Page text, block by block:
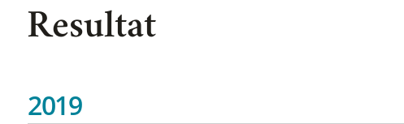
Resultat
2019